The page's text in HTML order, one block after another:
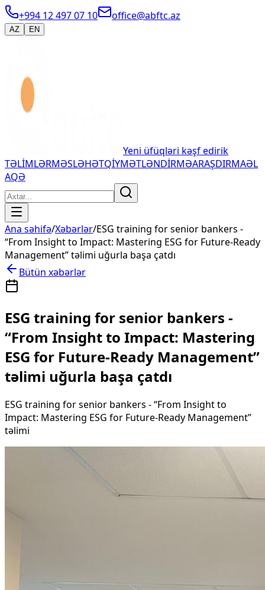
+994 12 497 07 10 office@abftc.az
AZ EN
Yeni üfüqləri kəşf edirik
TƏLİMLƏRMƏSLƏHƏTQİYMƏTLƏNDİRMƏARAŞDIRMAƏL
AQƏ
Ana səhifə/Xəbərlər/ESG training for senior bankers -
“From Insight to Impact: Mastering ESG for Future-Ready
Management” təlimi uğurla başa çatdı
Bütün xəbərlər
ESG training for senior bankers -
“From Insight to Impact: Mastering
ESG for Future-Ready Management”
təlimi uğurla başa çatdı
ESG training for senior bankers - “From Insight to
Impact: Mastering ESG for Future-Ready Management”
təlimi